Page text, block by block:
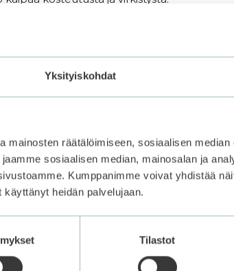
Yksityiskohdat
mainosten räätälöimiseen, sosiaalisen
sosiaalisen median, mainosalan ja
Kumppanimme voivat yhdistää
heidän palvelujaan.
Tilastot